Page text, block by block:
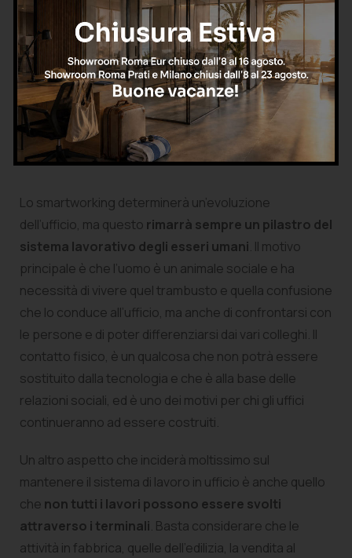
Cosa cambierà nella vita
di tutti i giorni: gli uffici
rimarranno?
Lo smartworking determinerà un’evoluzione
dell’ufficio, ma questo rimarrà sempre un pilastro del
sistema lavorativo degli esseri umani. Il motivo
principale è che l’uomo è un animale sociale e ha
necessità di vivere quel trambusto e quella confusione
che lo conduce all’ufficio, ma anche di confrontarsi con
le persone e di poter differenziarsi dai vari colleghi. Il
contatto fisico, è un qualcosa che non potrà essere
sostituito dalla tecnologia e che è alla base delle
relazioni sociali, ed è uno dei motivi per chi gli uffici
continueranno ad essere costruiti.
Un altro aspetto che inciderà moltissimo sul
mantenere il sistema di lavoro in ufficio è anche quello
che non tutti i lavori possono essere svolti
attraverso i terminali. Basta considerare che le
attività in fabbrica, quelle dell’edilizia, la vendita al